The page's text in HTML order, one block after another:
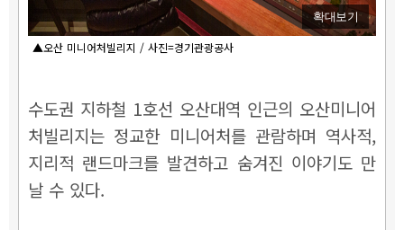
확대보기
▲오산 미니어처빌리지 / 사진=경기관광공사
수도권 지하철 1호선 오산대역 인근의 오산미니어
처빌리지는 정교한 미니어처를 관람하며 역사적,
지리적 랜드마크를 발견하고 숨겨진 이야기도 만
날 수 있다.